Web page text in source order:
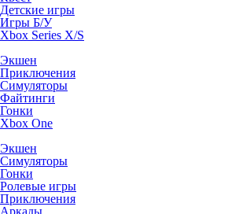
Детские игры
Игры Б/У
Xbox Series X/S
Экшен
Приключения
Симуляторы
Файтинги
Гонки
Xbox One
Экшен
Симуляторы
Гонки
Ролевые игры
Приключения
Аркады